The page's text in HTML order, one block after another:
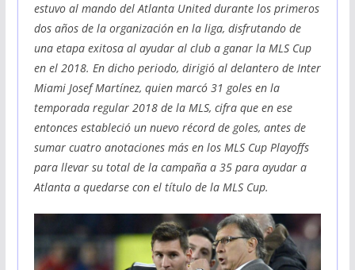
estuvo al mando del Atlanta United durante los primeros
dos años de la organización en la liga, disfrutando de
una etapa exitosa al ayudar al club a ganar la MLS Cup
en el 2018. En dicho periodo, dirigió al delantero de Inter
Miami Josef Martínez, quien marcó 31 goles en la
temporada regular 2018 de la MLS, cifra que en ese
entonces estableció un nuevo récord de goles, antes de
sumar cuatro anotaciones más en los MLS Cup Playoffs
para llevar su total de la campaña a 35 para ayudar a
Atlanta a quedarse con el título de la MLS Cup.